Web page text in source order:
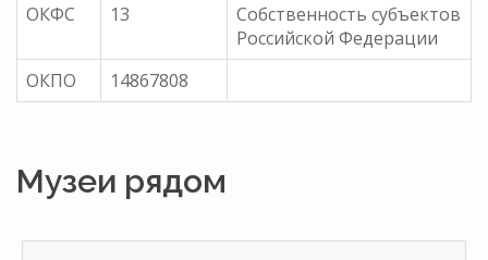
ОКФС
13
Собственность субъектов
Российской Федерации
ОКПО
14867808
Музеи рядом